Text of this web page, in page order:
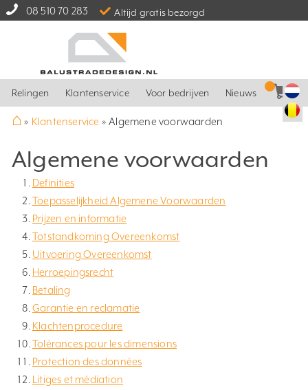
08 510 70 283 Altijd gratis bezorgd
Relingen Klantenservice Voor bedrijven Nieuws
⌂ » Klantenservice »Algemene voorwaarden
Algemene voorwaarden
Definities
Toepasselijkheid Algemene Voorwaarden
Prijzen en informatie
Totstandkoming Overeenkomst
Uitvoering Overeenkomst
Herroepingsrecht
Betaling
Garantie en reclamatie
Klachtenprocedure
Tolérances pour les dimensions
Protection des données
Litiges et médiation